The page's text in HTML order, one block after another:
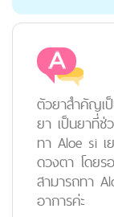
ตัวยาสำคัญเ
ยา เป็นยาที่ช่
ทา Aloe si เ
ดวงตา โดยร
สามารถทา
อาการค่ะ